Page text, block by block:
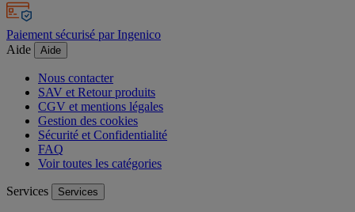
Paiement sécurisé par Ingenico
Aide
Aide
Nous contacter
SAV et Retour produits
CGV et mentions légales
Gestion des cookies
Sécurité et Confidentialité
FAQ
Voir toutes les catégories
Services Services